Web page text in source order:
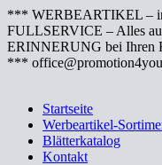
Springe
zum
Inhalt
*** WERBEARTIKEL –
FULLSERVICE – Alles
ERINNERUNG bei Ihren
***
Startseite
Werbeartikel-
Blätterkatalog
Kontakt